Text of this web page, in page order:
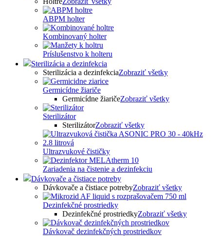
ABPM holter
Kombinovaný holter
Príslušenstvo k holteru
Sterilizácia a dezinfekcia
Sterilizácia a dezinfekciaZobraziť všetky
Germicídne žiariče
Germicídne žiaričeZobraziť všetky
Sterilizátor
SterilizátorZobraziť všetky
Ultrazvukové čističky
Zariadenia na čistenie a dezinfekciu
Dávkovače a čistiace potreby
Dávkovače a čistiace potrebyZobraziť všetky
Dezinfekčné prostriedky
Dezinfekčné prostriedkyZobraziť všetky
Dávkovač dezinfekčných prostriedkov